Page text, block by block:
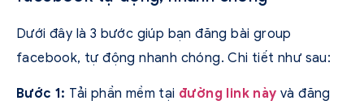
Dưới đây là 3 bước giúp bạn đăng bài group
facebook, tự động nhanh chóng. Chi tiết như sau:
Bước 1: Tải phần mềm tại đường link này và đăng